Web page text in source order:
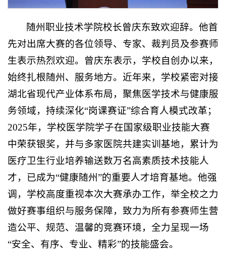
随州职业技术学院校长曾庆东致欢迎辞。他首
先对出席大赛的各位领导、专家、裁判员及参赛师
生表示热烈欢迎。曾庆东表示，学校自创办以来，
始终扎根随州、服务地方。近年来，学校紧密对接
湖北省现代产业体系布局，聚焦医学技术与健康服
务领域，持续深化“岗课赛证”综合育人模式改革；
2025年，学校医学院学子在国家级职业技能大赛
中荣获银奖，并与多家医院共建实训基地，累计为
医疗卫生行业培养输送数万名高素质技术技能人
才，已成为“健康随州”的重要人才培育基地。他强
调，学校高度重视本次大赛承办工作，举全校之力
做好赛事组织与服务保障，致力为所有参赛师生营
造公平、规范、温馨的竞赛环境，全力呈现一场
“安全、有序、专业、精彩”的技能盛会。